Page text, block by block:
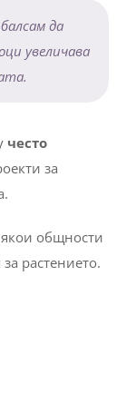
да
увеличава
често
за
общности
растението.